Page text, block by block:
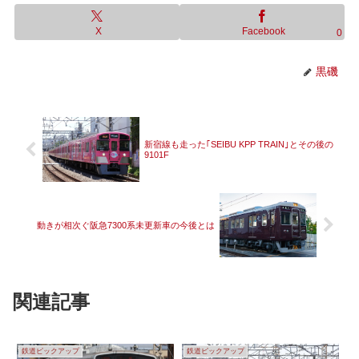
X Facebook 0
黒磯
新宿線も走った｢SEIBU KPP TRAIN｣とその後の
9101F
動きが相次ぐ阪急7300系未更新車の今後とは
関連記事
鉄道ピックアップ 鉄道ピックアップ